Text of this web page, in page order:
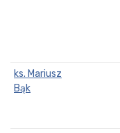
ks. Mariusz
Bąk